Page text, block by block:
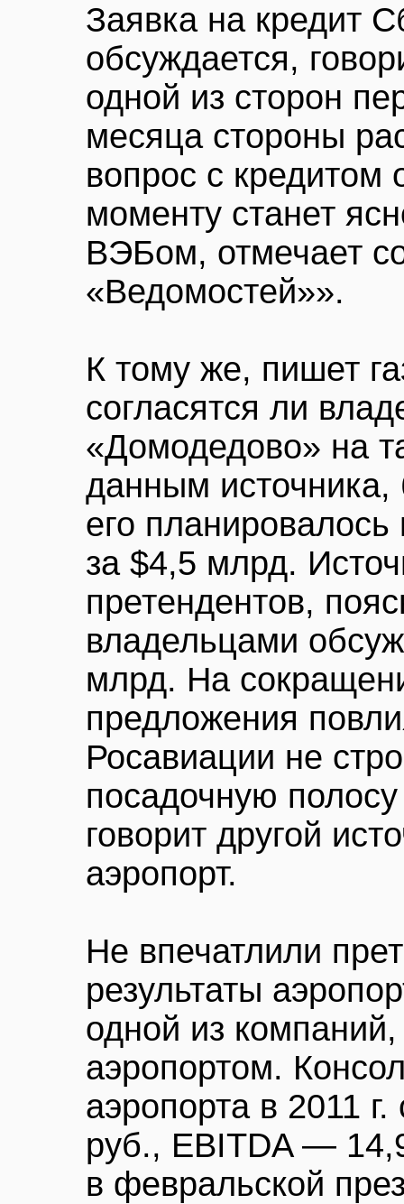
Заявка на кредит
обсуждается,
одной из сторон
месяца стороны
вопрос с кредитом
моменту станет
ВЭБом, отмечает
«Ведомостей»».
К тому же, пишет
согласятся ли
«Домодедово» на
данным источника,
его
за $4,5 млрд.
претендентов,
владельцами
млрд. На
предложения
Росавиации не
посадочную
говорит другой
аэропорт.
Не впечатлили
результаты
одной из
аэропортом.
аэропорта в 2011
руб., EBITDA —
в февральской